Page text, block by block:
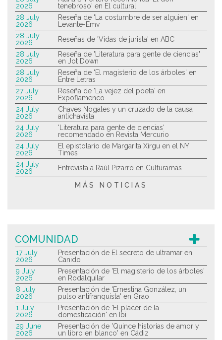
2026
tenebroso' en El cultural
28 July
2026
Reseña de 'La costumbre de ser alguien' en
Levante-Emv
28 July
2026
Reseñas de 'Vidas de jurista' en ABC
28 July
2026
Reseña de 'Literatura para gente de ciencias'
en Jot Down
28 July
2026
Reseña de 'El magisterio de los árboles' en
Entre Letras
27 July
2026
Reseña de 'La vejez del poeta' en
Expoflamenco
24 July
2026
Chaves Nogales y un cruzado de la causa
antichavista
24 July
2026
'Literatura para gente de ciencias'
recomendado en Revista Mercurio
24 July
2026
El epistolario de Margarita Xirgu en el NY
Times
24 July
2026
Entrevista a Raúl Pizarro en Culturamas
MÁS NOTICIAS
COMUNIDAD
17 July
2026
Presentación de El secreto de ultramar en
Canido
9 July
2026
Presentación de 'El magisterio de los árboles'
en Rodalquilar
8 July
2026
Presentación de 'Ernestina González, un
pulso antifranquista' en Grao
1 July
2026
Presentación de 'El placer de la
domesticación' en Ibi
29 June
2026
Presentación de 'Quince historias de amor y
un libro en blanco' en Cádiz